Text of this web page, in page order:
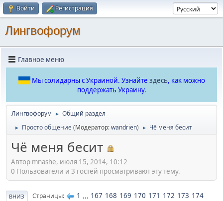
Войти Регистрация
Лингвофорум
Главное меню
Мы солидарны с Украиной. Узнайте здесь, как можно
поддержать Украину.
Лингвофорум ► Общий раздел
► Просто общение(Модератор:wandrien) ► Чё меня бесит
Чё меня бесит
Автор mnashe, июля 15, 2014, 10:12
0 Пользователи и 3 гостей просматривают эту тему.
ВНИЗ Страницы 1 ... 167 168 169 170 171 172 173 174